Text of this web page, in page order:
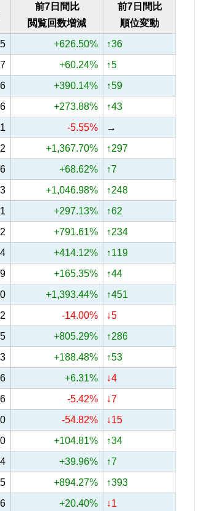
前7日間比
閲覧回数増減
前7日間比
順位変動
+626.50%
↑36
+60.24%
↑5
+390.14%
↑59
+273.88%
↑43
-5.55%
→
+1,367.70%
↑297
+68.62%
↑7
+1,046.98%
↑248
+297.13%
↑62
+791.61%
↑234
+414.12%
↑119
+165.35%
↑44
+1,393.44%
↑451
-14.00%
↓5
+805.29%
↑286
+188.48%
↑53
+6.31%
↓4
-5.42%
↓7
-54.82%
↓15
+104.81%
↑34
+39.96%
↑7
+894.27%
↑393
+20.40%
↓1